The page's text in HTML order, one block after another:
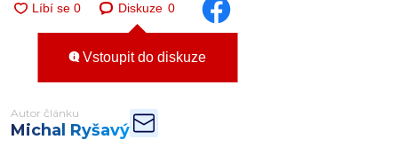
Diskuze 0
Vstoupit do diskuze
Autor článku
Michal Ryšavý